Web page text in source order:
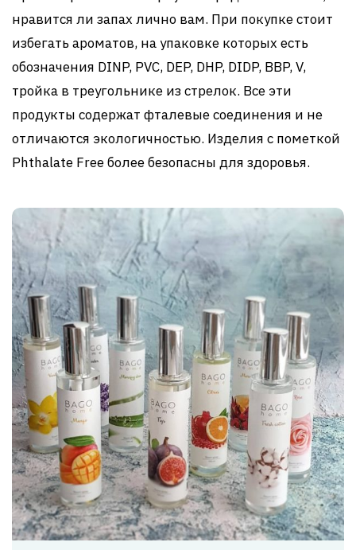
нравится ли запах лично вам. При покупке стоит
избегать ароматов, на упаковке которых есть
обозначения DINP, PVC, DEP, DHP, DIDP, BBP, V,
тройка в треугольнике из стрелок. Все эти
продукты содержат фталевые соединения и не
отличаются экологичностью. Изделия с пометкой
Phthalate Free более безопасны для здоровья.